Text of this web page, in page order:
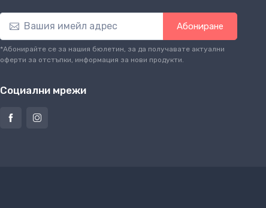
Абониране
*Абонирайте се за нашия бюлетин, за да получавате актуални
оферти за отстъпки, информация за нови продукти.
Социални мрежи